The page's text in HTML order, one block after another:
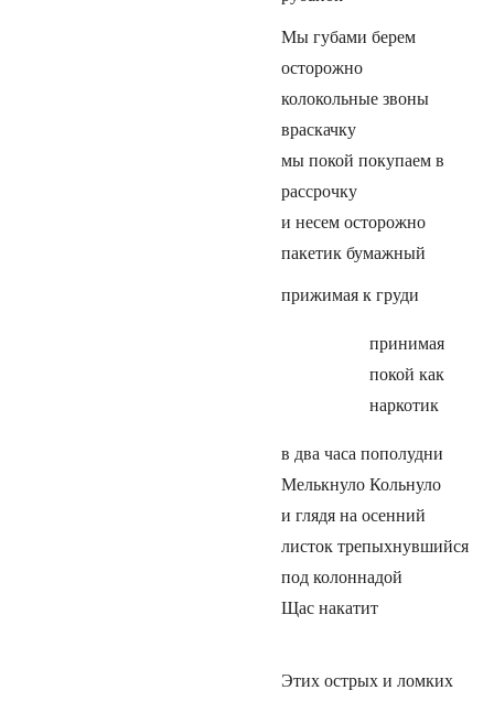
Мы губами берем
осторожно
колокольные звоны
враскачку
мы покой покупаем в
рассрочку
и несем осторожно
пакетик бумажный
прижимая к груди
принимая
покой как
наркотик
в два часа пополудни
Мелькнуло Кольнуло
и глядя на осенний
листок трепыхнувшийся
под колоннадой
Щас накатит
Этих острых и ломких